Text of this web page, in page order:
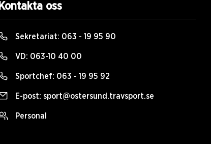
Kontakta oss
Sekretariat: 063 - 19 95 90
VD: 063-10 40 00
Sportchef: 063 - 19 95 92
E-post: sport@ostersund.travsport.se
Personal